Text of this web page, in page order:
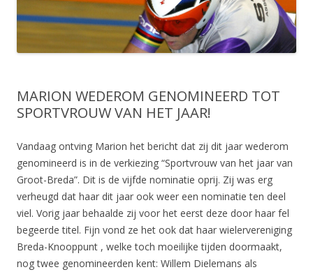
MARION WEDEROM GENOMINEERD TOT
SPORTVROUW VAN HET JAAR!
Vandaag ontving Marion het bericht dat zij dit jaar wederom
genomineerd is in de verkiezing “Sportvrouw van het jaar van
Groot-Breda”. Dit is de vijfde nominatie oprij. Zij was erg
verheugd dat haar dit jaar ook weer een nominatie ten deel
viel. Vorig jaar behaalde zij voor het eerst deze door haar fel
begeerde titel. Fijn vond ze het ook dat haar wielervereniging
Breda-Knooppunt , welke toch moeilijke tijden doormaakt,
nog twee genomineerden kent: Willem Dielemans als